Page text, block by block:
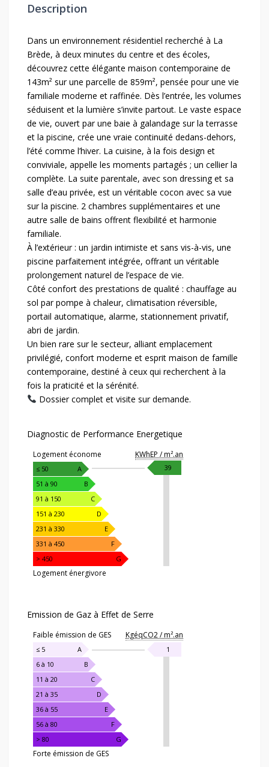
Description
Dans un environnement résidentiel recherché à La
Brède, à deux minutes du centre et des écoles,
découvrez cette élégante maison contemporaine de
143m² sur une parcelle de 859m², pensée pour une vie
familiale moderne et raffinée. Dès l’entrée, les volumes
séduisent et la lumière s’invite partout. Le vaste espace
de vie, ouvert par une baie à galandage sur la terrasse
et la piscine, crée une vraie continuité dedans-dehors,
l’été comme l’hiver. La cuisine, à la fois design et
conviviale, appelle les moments partagés ; un cellier la
complète. La suite parentale, avec son dressing et sa
salle d’eau privée, est un véritable cocon avec sa vue
sur la piscine. 2 chambres supplémentaires et une
autre salle de bains offrent flexibilité et harmonie
familiale.
À l’extérieur : un jardin intimiste et sans vis-à-vis, une
piscine parfaitement intégrée, offrant un véritable
prolongement naturel de l’espace de vie.
Côté confort des prestations de qualité : chauffage au
sol par pompe à chaleur, climatisation réversible,
portail automatique, alarme, stationnement privatif,
abri de jardin.
Un bien rare sur le secteur, alliant emplacement
privilégié, confort moderne et esprit maison de famille
contemporaine, destiné à ceux qui recherchent à la
fois la praticité et la sérénité.
Dossier complet et visite sur demande.
Diagnostic de Performance Energetique
Logement économe KWhEP / m².an
≤ 50
A
51 à 90
B
91 à 150
C
151 à 230
D
231 à 330
E
331 à 450
F
> 450
G
39
Logement énergivore
Emission de Gaz à Effet de Serre
Faible émission de GES KgéqCO2 / m².an
≤ 5
A
6 à 10
B
11 à 20
C
21 à 35
D
36 à 55
E
56 à 80
F
> 80
G
1
Forte émission de GES